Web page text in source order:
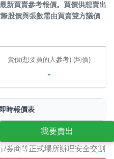
最新買賣參考報價。買價供想賣出
股價與張數需由買賣雙方議價
賣價(想要買的人參考) (均價)
-
時報價表
我要賣出
券商等正式場所辦理安全交割